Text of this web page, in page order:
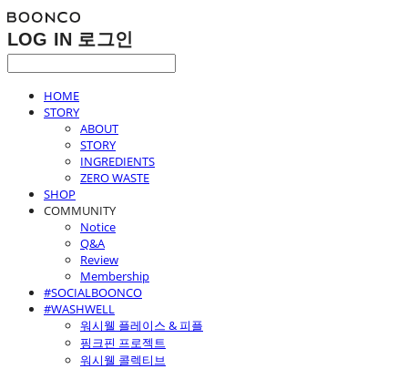
LOG IN 로그인
HOME
STORY
ABOUT
STORY
INGREDIENTS
ZERO WASTE
SHOP
COMMUNITY
Notice
Q&A
Review
Membership
#SOCIALBOONCO
#WASHWELL
워시웰 플레이스 & 피플
핑크핀 프로젝트
워시웰 콜렉티브